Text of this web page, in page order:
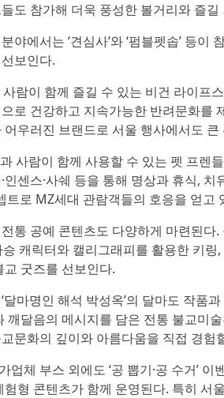
도 참가해 더욱 풍성한 볼거리와 즐
야에서는 ‘견심사’와 ‘펌블펫솝’ 등
보인다.
사람이 함께 즐길 수 있는 비건 라이프
로 건강하고 지속가능한 반려문화를
우러진 브랜드로 서울 행사에서도 큰
과 사람이 함께 사용할 수 있는 펫 프렌
센스·사쉐 등을 통해 명상과 휴식, 치
트로 MZ세대 관람객들의 호응을 얻고
통 공예 콘텐츠도 다양하게 마련된
승 캐릭터와 캘리그래피를 활용한 키
굿즈를 선보인다.
마명인 해석 박성옥’의 달마도 작품
깨달음의 메시지를 담은 전통 불교미
문화의 깊이와 아름다움을 직접 경험
업체 부스 외에도 ‘공 뽑기·공 수거’
형 콘텐츠가 함께 운영된다. 특히 서